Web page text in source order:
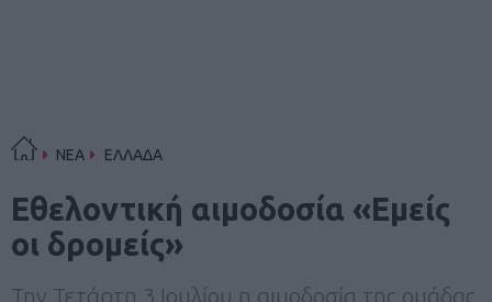
ΝΕΑ ΕΛΛΑΔΑ
Εθελοντική αιμοδοσία «Εμείς
οι δρομείς»
Την Τετάρτη 3 Ιουλίου η αιμοδοσία της ομάδας